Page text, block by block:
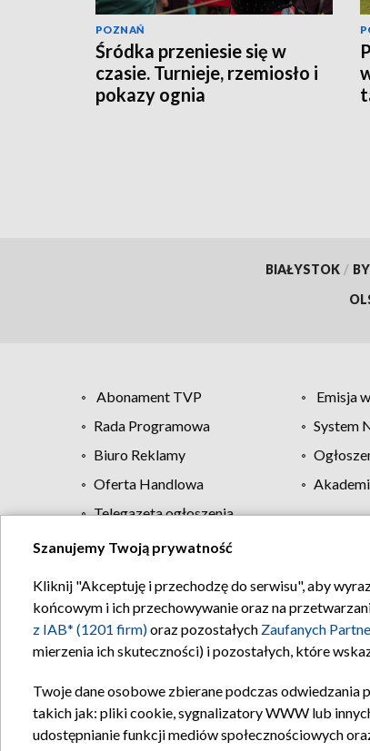
POZNAŃ
Śródka przeniesie się w
czasie. Turnieje, rzemiosło i
pokazy ognia
BIAŁYSTOK /
Abonament TVP Emisja
Rada Programowa
System
Biuro Reklamy
Oferta Handlowa
Telegazeta ogłoszenia
Regulamin
Szanujemy Twoją prywatność
Kliknij "Akceptuję i przechodzę do serwisu", aby
końcowym i ich przechowywanie oraz na
z IAB* (1201 firm)oraz pozostałych Zaufanych
mierzenia ich skuteczności) i pozostałych, które
Twoje dane osobowe zbierane podczas odwiedzania
takich jak: pliki cookie, sygnalizatory WWW lub
udostępnianie funkcji mediów społecznościowych